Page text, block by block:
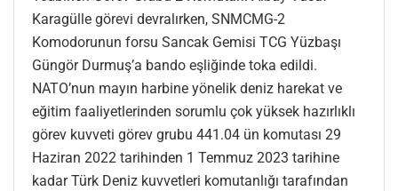
Karagülle görevi devralırken, SNMCMG-2
Komodorunun forsu Sancak Gemisi TCG Yüzbaşı
Güngör Durmuş’a bando eşliğinde toka edildi.
NATO’nun mayın harbine yönelik deniz harekat ve
eğitim faaliyetlerinden sorumlu çok yüksek hazırlıklı
görev kuvveti görev grubu 441.04 ün komutası 29
Haziran 2022 tarihinden 1 Temmuz 2023 tarihine
kadar Türk Deniz kuvvetleri komutanlığı tarafından